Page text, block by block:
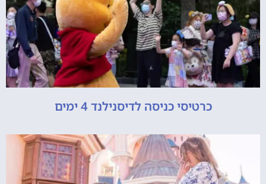
כרטיסי כניסה לדיסנילנד 4 ימים